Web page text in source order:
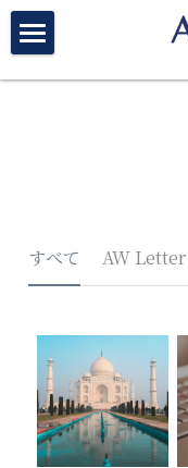
Contact
English
すべて AW Letter